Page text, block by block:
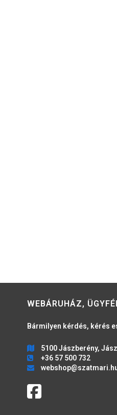
WEBÁRUHÁZ,
Bármilyen kérdés, kérés
5100 Jászberény,
+36 57 500 732